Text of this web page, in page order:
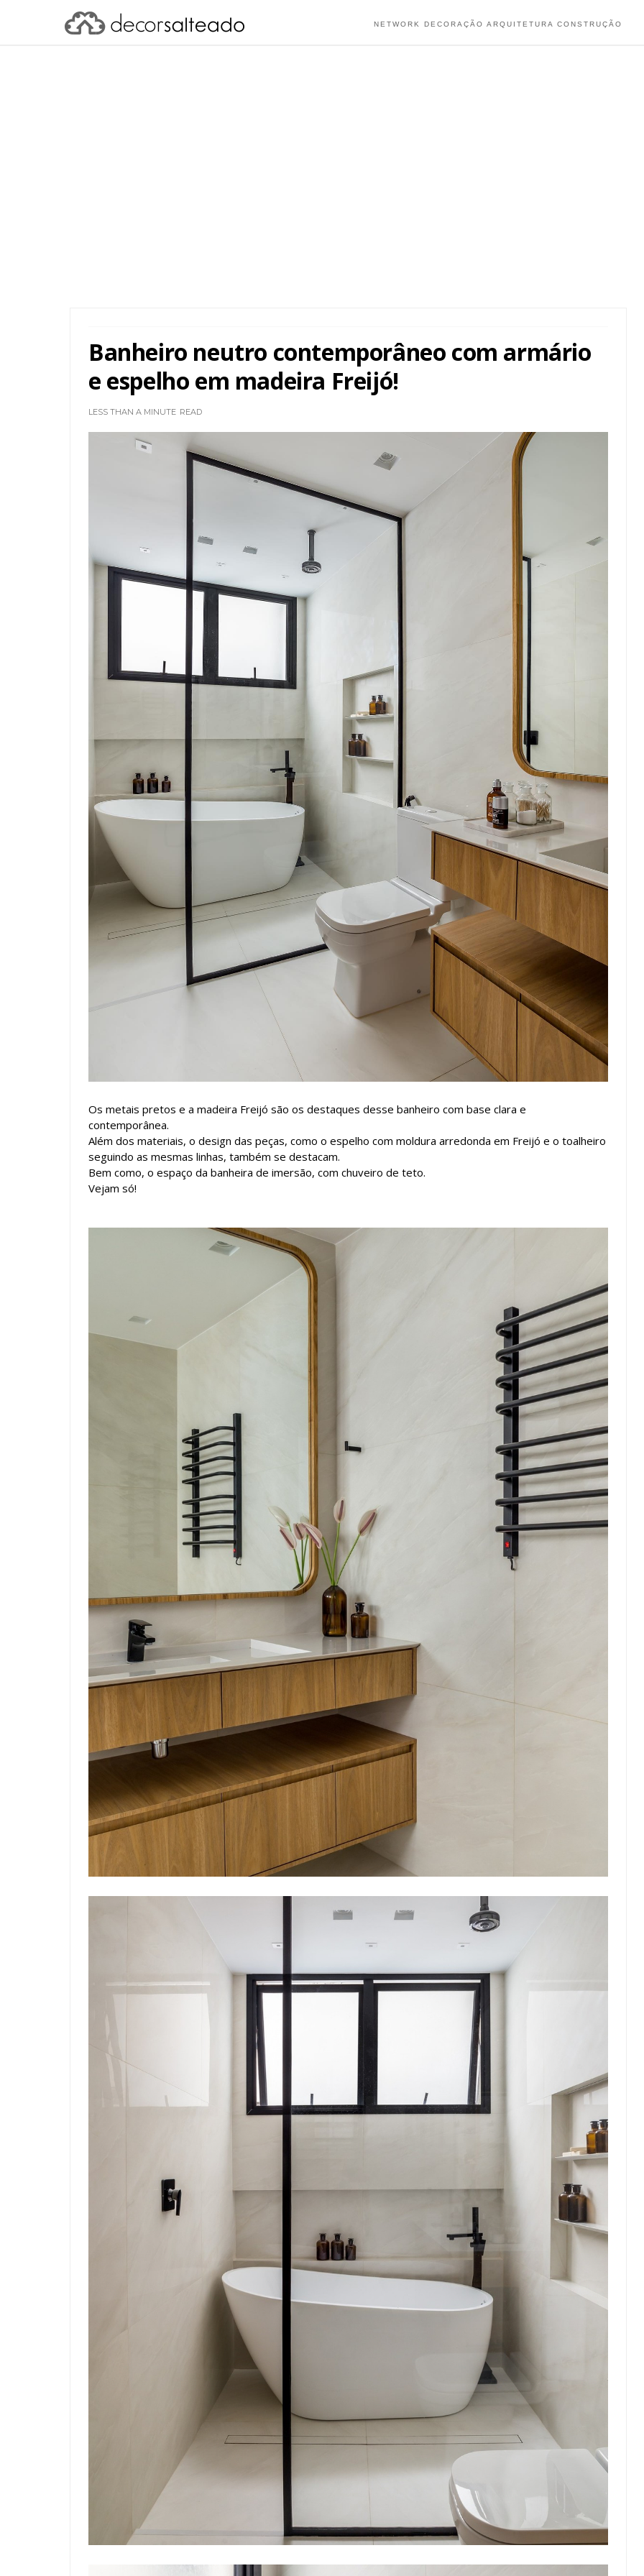
NETWORK DECORAÇÃO ARQUITETURA CONSTRUÇÃO
Banheiro neutro contemporâneo com armário
e espelho em madeira Freijó!
LESS THAN A MINUTE READ
Os metais pretos e a madeira Freijó são os destaques desse banheiro com base clara e
contemporânea.
Além dos materiais, o design das peças, como o espelho com moldura arredonda em Freijó e o toalheiro
seguindo as mesmas linhas, também se destacam.
Bem como, o espaço da banheira de imersão, com chuveiro de teto.
Vejam só!